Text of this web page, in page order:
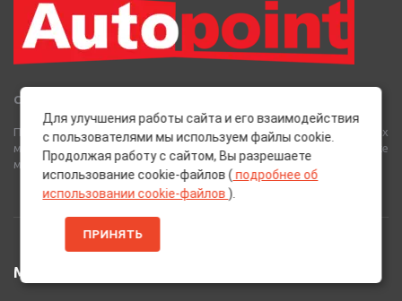
Сеть Магазинов «AutoPoint»
Полный спектр горюче-смазочных, абразивных и лакокрасочных
материалов от лучших европейских производителей, а также
многое другое для вашего автомобиля.
МЕНЮ
Для улучшения работы сайта и его взаимодействия
с пользователями мы используем файлы cookie.
Продолжая работу с сайтом, Вы разрешаете
использование cookie-файлов ( подробнее об
использовании cookie-файлов ).
ПРИНЯТЬ